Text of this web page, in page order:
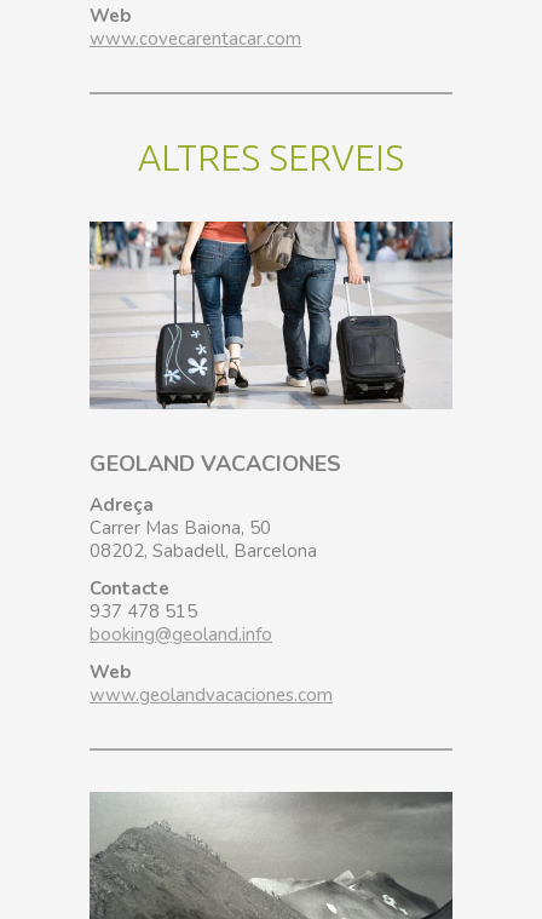
Web
www.covecarentacar.com
ALTRES SERVEIS
GEOLAND VACACIONES
Adreça
Carrer Mas Baiona, 50
08202, Sabadell, Barcelona
Contacte
937 478 515
booking@geoland.info
Web
www.geolandvacaciones.com